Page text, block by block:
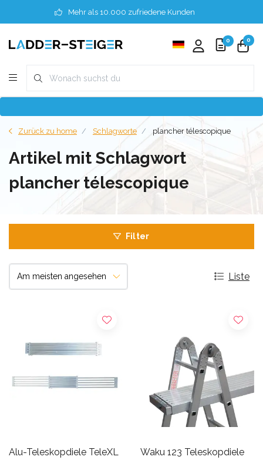
Mehr als 10.000 zufriedene Kunden
0 0
Zurück zu home Schlagworte plancher télescopique
Artikel mit Schlagwort
plancher télescopique
Filter
Liste
Alu-Teleskopdiele TeleXL
Waku 123 Teleskopdiele